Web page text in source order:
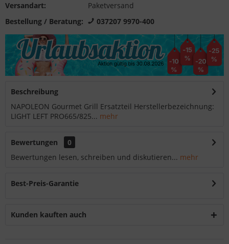
Versandart:
Paketversand
Bestellung / Beratung:
037207 9970-400
Beschreibung
NAPOLEON Gourmet Grill Ersatzteil Herstellerbezeichnung:
LIGHT LEFT PRO665/825... mehr
Bewertungen
0
Bewertungen lesen, schreiben und diskutieren... mehr
Best-Preis-Garantie
Kunden kauften auch